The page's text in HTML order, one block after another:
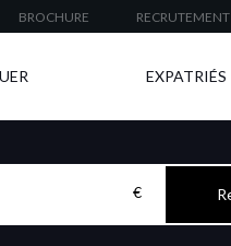
BROCHURE RECRUTEMENT
EXPATRIÉS